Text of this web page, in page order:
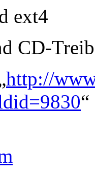
ext4
CD-
http://
“